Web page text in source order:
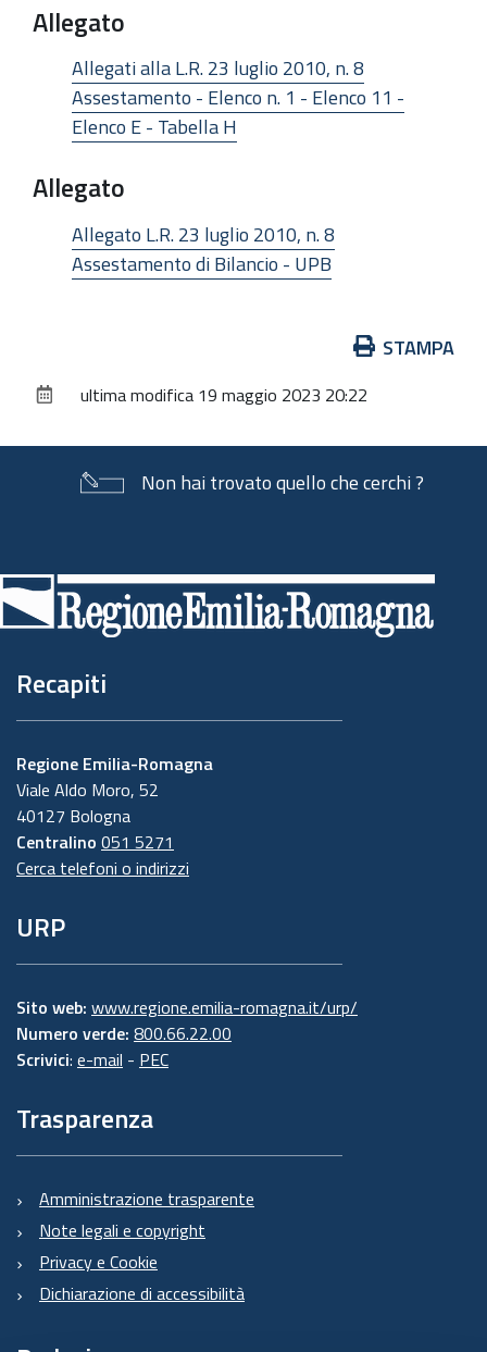
Allegato
Allegati alla L.R. 23 luglio 2010, n. 8
Assestamento - Elenco n. 1 - Elenco 11 -
Elenco E - Tabella H
Allegato
Allegato L.R. 23 luglio 2010, n. 8
Assestamento di Bilancio - UPB
documento
STAMPA
ultima modifica 19 maggio 2023 20:22
Non hai trovato quello che cerchi ?
di
pagina
Recapiti
Regione Emilia-Romagna
Viale Aldo Moro, 52
40127 Bologna
Centralino 051 5271
Cerca telefoni o indirizzi
URP
Sito web: www.regione.emilia-romagna.it/urp/
Numero verde: 800.66.22.00
Scrivici: e-mail - PEC
Trasparenza
Amministrazione trasparente
Note legali e copyright
Privacy e Cookie
Dichiarazione di accessibilità